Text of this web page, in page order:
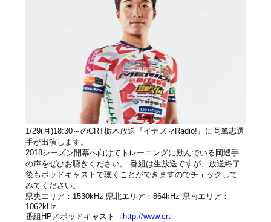
1/29(月)18:30～のCRT栃木放送『イナズマRadio!』に岡篤志選
手が出演します。
2018シーズン開幕へ向けてトレーニングに励んでいる岡選手
の声をぜひお聴きください。 番組は生放送ですが、放送終了
後もポッドキャストで聴くことができますのでチェックして
みてください。
県央エリア：1530kHz 県北エリア：864kHz 県南エリア：
1062kHz
番組HP／ポッドキャスト→ http://www.crt-